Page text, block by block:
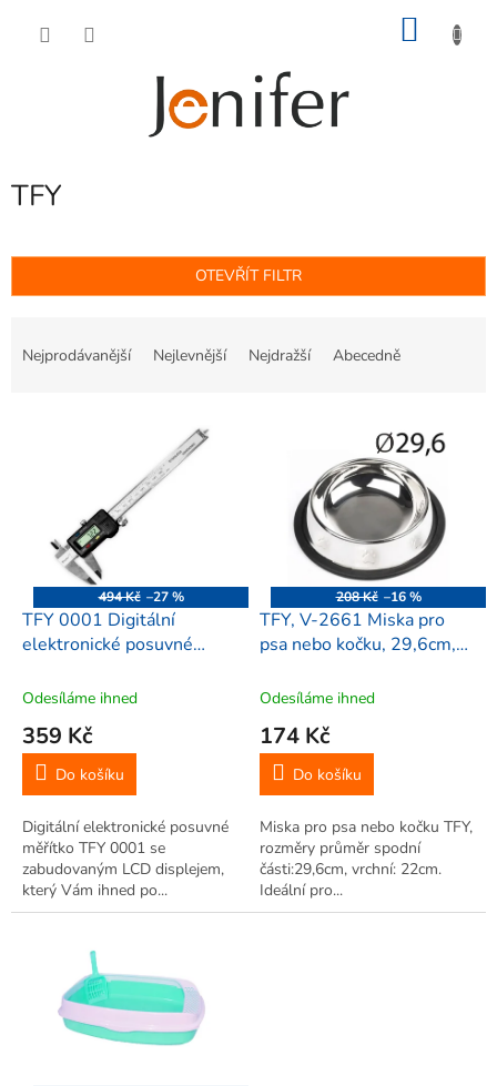
TFY
OTEVŘÍT FILTR
Nejprodávanější Nejlevnější Nejdražší Abecedně
d
494 Kč –27 %
TFY 0001 Digitální
elektronické posuvné
Odesíláme ihned
359 Kč
Do košíku
Digitální elektronické posuvné
měřítko TFY 0001 se
zabudovaným LCD displejem,
který Vám ihned po...
208 Kč –16 %
TFY, V-2661 Miska pro
psa nebo kočku, 29,6cm,
Odesíláme ihned
174 Kč
Do košíku
Miska pro psa nebo kočku TFY,
rozměry průměr spodní
části:29,6cm, vrchní: 22cm.
Ideální pro...